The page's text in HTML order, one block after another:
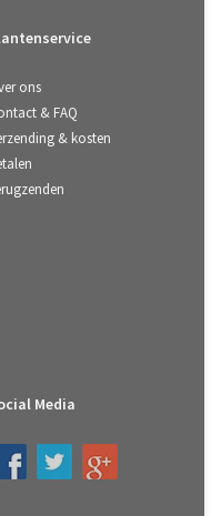
ons
& FAQ
& kosten
Media